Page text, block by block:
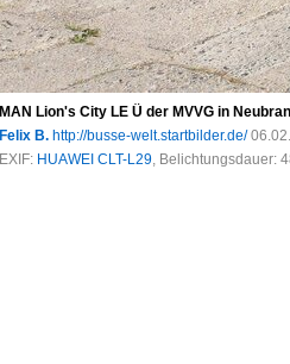
MAN Lion's City LE Ü der MVVG in
Felix B. http://busse-welt.startbilder.de/
EXIF: HUAWEI CLT-L29, Belichtungsdauer: